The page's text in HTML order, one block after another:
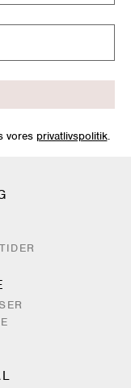
vores privatlivspolitik.